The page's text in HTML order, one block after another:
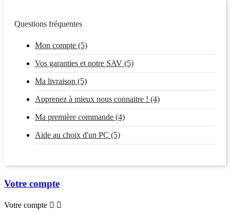
Questions fréquentes
Mon compte (5)
Vos garanties et notre SAV (5)
Ma livraison (5)
Apprenez à mieux nous connaitre ! (4)
Ma première commande (4)
Aide au choix d'un PC (5)
Votre compte
Votre compte  